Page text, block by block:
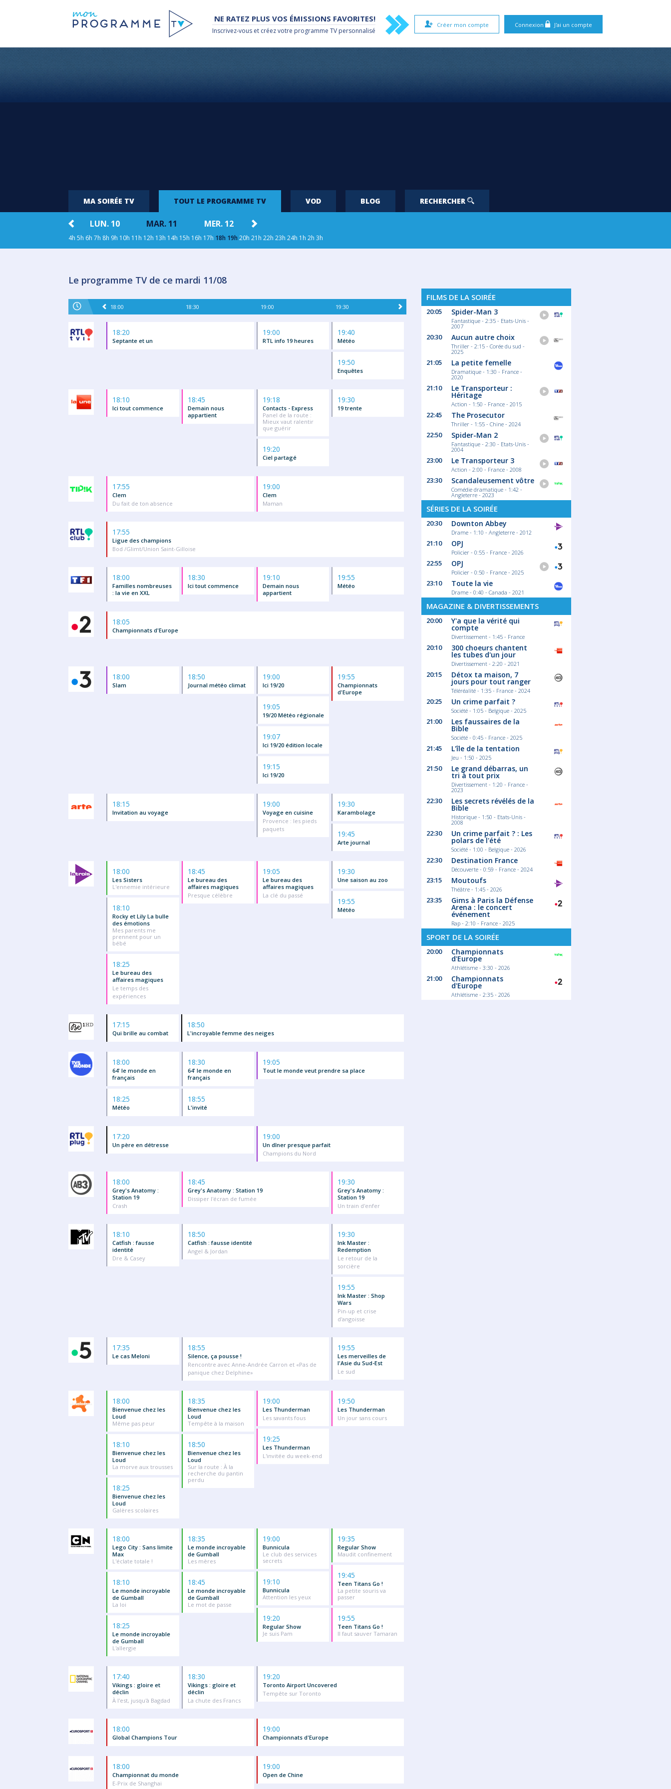
Connexion J'ai un compte
Créer mon compte
NE RATEZ PLUS VOS ÉMISSIONS FAVORITES!
Inscrivez-vous et créez votre programme TV personnalisé
MA SOIRÉE TV TOUT LE PROGRAMME TV VOD BLOG RECHERCHER
LUN. 10 MAR. 11 MER. 12
4h 5h 6h 7h 8h 9h 10h 11h 12h 13h 14h 15h 16h 17h 18h 19h 20h 21h 22h 23h 24h 1h 2h 3h
Le programme TV de ce mardi 11/08
18:00 18:30 19:00 19:30
18:20
Septante et un
19:00
RTL info 19 heures
19:40
Météo
19:50
Enquêtes
18:10
Ici tout commence
18:45
Demain nous
appartient
19:18
Contacts - Express
Panel de la route :
Mieux vaut ralentir
que guérir
19:20
Ciel partagé
19:30
19 trente
17:55
Clem
Du fait de ton absence
19:00
Clem
Maman
17:55
Ligue des champions
Bod /Glimt/Union Saint-Gilloise
18:00
Familles nombreuses
: la vie en XXL
18:30
Ici tout commence
19:10
Demain nous
appartient
19:55
Météo
18:05
Championnats d'Europe
18:00
Slam
18:50
Journal météo climat
19:00
Ici 19/20
19:05
19/20 Météo régionale
19:07
Ici 19/20 édition locale
19:15
Ici 19/20
19:55
Championnats
d'Europe
18:15
Invitation au voyage
19:00
Voyage en cuisine
Provence : les pieds
paquets
19:30
Karambolage
19:45
Arte journal
18:00
Les Sisters
L'ennemie intérieure
18:10
Rocky et Lily La bulle
des émotions
Mes parents me
prennent pour un
bébé
18:25
Le bureau des
affaires magiques
Le temps des
expériences
18:45
Le bureau des
affaires magiques
Presque célèbre
19:05
Le bureau des
affaires magiques
La clé du passé
19:30
Une saison au zoo
19:55
Météo
17:15
Qui brille au combat
18:50
L'incroyable femme des neiges
18:00
64' le monde en
français
18:25
Météo
18:30
64' le monde en
français
18:55
L'invité
19:05
Tout le monde veut prendre sa place
17:20
Un père en détresse
19:00
Un dîner presque parfait
Champions du Nord
18:00
Grey's Anatomy :
Station 19
Crash
18:45
Grey's Anatomy : Station 19
Dissiper l'écran de fumée
19:30
Grey's Anatomy :
Station 19
Un train d'enfer
18:10
Catfish : fausse
identité
Dre & Casey
18:50
Catfish : fausse identité
Angel & Jordan
19:30
Ink Master :
Redemption
Le retour de la
sorcière
19:55
Ink Master : Shop
Wars
Pin-up et crise
d'angoisse
17:35
Le cas Meloni
18:55
Silence, ça pousse !
Rencontre avec Anne-Andrée Carron et «Pas de
panique chez Delphine»
19:55
Les merveilles de
l'Asie du Sud-Est
Le sud
18:00
Bienvenue chez les
Loud
Même pas peur
18:10
Bienvenue chez les
Loud
La morve aux trousses
18:25
Bienvenue chez les
Loud
Galères scolaires
18:35
Bienvenue chez les
Loud
Tempête à la maison
18:50
Bienvenue chez les
Loud
Sur la route : À la
recherche du pantin
perdu
19:00
Les Thunderman
Les savants fous
19:25
Les Thunderman
L'invitée du week-end
19:50
Les Thunderman
Un jour sans cours
18:00
Lego City : Sans limite
Max
L'éclate totale !
18:10
Le monde incroyable
de Gumball
La loi
18:25
Le monde incroyable
de Gumball
L'allergie
18:35
Le monde incroyable
de Gumball
Les mères
18:45
Le monde incroyable
de Gumball
Le mot de passe
19:00
Bunnicula
Le club des services
secrets
19:10
Bunnicula
Attention les yeux
19:20
Regular Show
Je suis Pam
19:35
Regular Show
Maudit confinement
19:45
Teen Titans Go !
La petite souris va
passer
19:55
Teen Titans Go !
Il faut sauver Tamaran
17:40
Vikings : gloire et
déclin
À l'est, jusqu'à Bagdad
18:30
Vikings : gloire et
déclin
La chute des Francs
19:20
Toronto Airport Uncovered
Tempête sur Toronto
18:00
Global Champions Tour
19:00
Championnats d'Europe
18:00
Championnat du monde
E-Prix de Shanghai
19:00
Open de Chine
FILMS DE LA SOIRÉE
20:05 Spider-Man 3
Fantastique - 2:35 - Etats-Unis -
2007
20:30 Aucun autre choix
Thriller - 2:15 - Corée du sud -
2025
21:05 La petite femelle
Dramatique - 1:30 - France -
2020
21:10 Le Transporteur :
Héritage
Action - 1:50 - France - 2015
22:45 The Prosecutor
Thriller - 1:55 - Chine - 2024
22:50 Spider-Man 2
Fantastique - 2:30 - Etats-Unis -
2004
23:00 Le Transporteur 3
Action - 2:00 - France - 2008
23:30 Scandaleusement vôtre
Comédie dramatique - 1:42 -
Angleterre - 2023
SÉRIES DE LA SOIRÉE
20:30 Downton Abbey
Drame - 1:10 - Angleterre - 2012
21:10 OPJ
Policier - 0:55 - France - 2026
22:55 OPJ
Policier - 0:50 - France - 2025
23:10 Toute la vie
Drame - 0:40 - Canada - 2021
MAGAZINE & DIVERTISSEMENTS
20:00 Y'a que la vérité qui
compte
Divertissement - 1:45 - France
20:10 300 choeurs chantent
les tubes d'un jour
Divertissement - 2:20 - 2021
20:15 Détox ta maison, 7
jours pour tout ranger
Téléréalité - 1:35 - France - 2024
20:25 Un crime parfait ?
Société - 1:05 - Belgique - 2025
21:00 Les faussaires de la
Bible
Société - 0:45 - France - 2025
21:45 L'île de la tentation
Jeu - 1:50 - 2025
21:50 Le grand débarras, un
tri à tout prix
Divertissement - 1:20 - France -
2023
22:30 Les secrets révélés de la
Bible
Historique - 1:50 - Etats-Unis -
2008
22:30 Un crime parfait ? : Les
polars de l'été
Société - 1:00 - Belgique - 2026
22:30 Destination France
Découverte - 0:59 - France - 2024
23:15 Moutoufs
Théâtre - 1:45 - 2026
23:35 Gims à Paris la Défense
Arena : le concert
événement
Rap - 2:10 - France - 2025
SPORT DE LA SOIRÉE
20:00 Championnats
d'Europe
Athlétisme - 3:30 - 2026
21:00 Championnats
d'Europe
Athlétisme - 2:35 - 2026